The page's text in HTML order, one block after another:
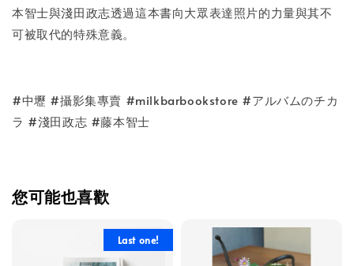
本智士與淺田政志透過這本書向大眾表達照片的力量與其不
可被取代的特殊意義。
#中壢 #攝影集專賣 #milkbarbookstore #アルバムのチカ
ラ #淺田政志 #藤本智士
您可能也喜歡
Last one!